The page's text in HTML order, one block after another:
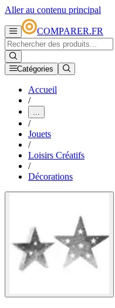
Aller au contenu principal
COMPARER.FR
Catégories
Accueil
/
...
/
Jouets
/
Loisirs Créatifs
/
Décorations